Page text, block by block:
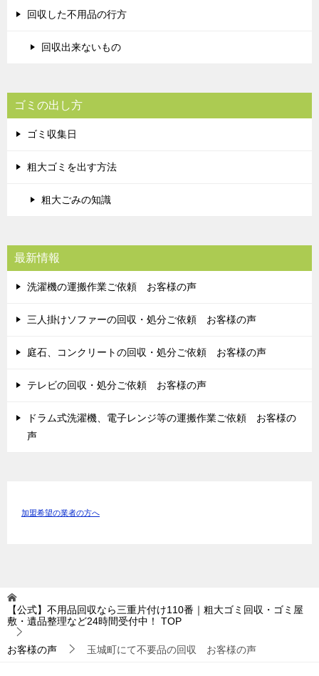
回収した不用品の行方
回収出来ないもの
ゴミの出し方
ゴミ収集日
粗大ゴミを出す方法
粗大ごみの知識
最新情報
洗濯機の運搬作業ご依頼 お客様の声
三人掛けソファーの回収・処分ご依頼 お客様の声
庭石、コンクリートの回収・処分ご依頼 お客様の声
テレビの回収・処分ご依頼 お客様の声
ドラム式洗濯機、電子レンジ等の運搬作業ご依頼 お客様の
声
加盟希望の業者の方へ
【公式】不用品回収なら三重片付け110番｜粗大ゴミ回収・ゴミ屋
敷・遺品整理など24時間受付中！
TOP
お客様の声 玉城町にて不要品の回収 お客様の声